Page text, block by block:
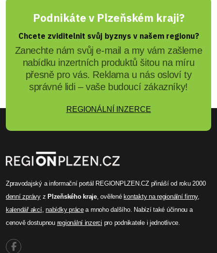
Podnikáte v Plzeňském kraji?
Chcete zviditelnit svůj byznys v našem regionu?
Zanechte nám svůj e-mail a my vám zašleme
nabídku inzertních produktů šitou na míru
přesně pro vás. Reklama u nás osloví ty
správné lidi – vaše budoucí zákazníky!
REGIONÁLNÍ INZERCE
Zpravodajský a informační portál REGIONPLZEN.CZ přináší od roku 2000
denní zprávyz Plzeňského kraje, ověřené kontakty na regionální firmy,
kalendář akcí,nabídky prácea mnoho dalšího. Nabízí také účinnou a
cenově dostupnou regionální inzerci pro podnikatele i jednotlivce.